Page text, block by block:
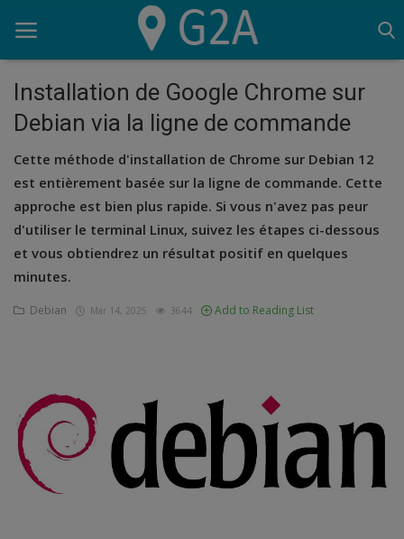
Home
Script
SEO
Lighthouse
Serveur
Security
Installation de Google Chrome sur
Debian via la ligne de commande
Cette méthode d'installation de Chrome sur Debian 12
est entièrement basée sur la ligne de commande. Cette
approche est bien plus rapide. Si vous n'avez pas peur
d'utiliser le terminal Linux, suivez les étapes ci-dessous
et vous obtiendrez un résultat positif en quelques
minutes.
Debian Mar 14, 2025 3644 Add to Reading List